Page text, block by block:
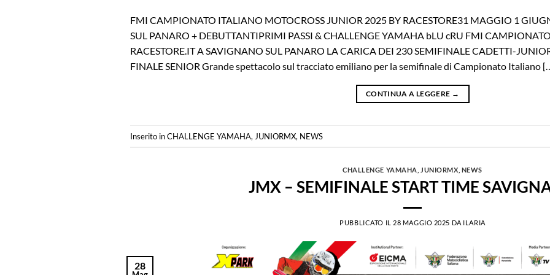
FMI CAMPIONATO ITALIANO MOTOCROSS JUNIOR 2025 BY RACESTORE31 MAGGIO 1
SUL PANARO + DEBUTTANTIPRIMI PASSI & CHALLENGE YAMAHA bLU cRU FMI
RACESTORE.IT A SAVIGNANO SUL PANARO LA CARICA DEI 230 SEMIFINALE CADETTI-
FINALE SENIOR Grande spettacolo sul tracciato emiliano per la semifinale di Campionato Italiano
CONTINUA A LEGGERE →
Inserito inCHALLENGE YAMAHA, JUNIORMX, NEWS
CHALLENGE YAMAHA JUNIORMX NEWS
JMX – SEMIFINALE START TIME
PUBBLICATO IL 28 MAGGIO 2025 DA ILARIA
28